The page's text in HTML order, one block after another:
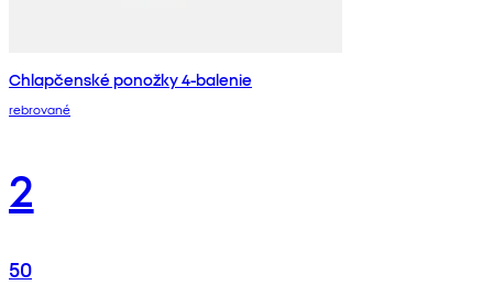
Chlapčenské ponožky 4-balenie
rebrované
2
50